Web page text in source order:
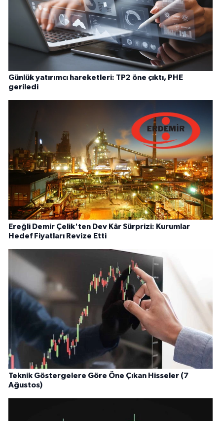
Günlük yatırımcı hareketleri: TP2 öne çıktı, PHE
geriledi
Ereğli Demir Çelik'ten Dev Kâr Sürprizi: Kurumlar
Hedef Fiyatları Revize Etti
Teknik Göstergelere Göre Öne Çıkan Hisseler (7
Ağustos)